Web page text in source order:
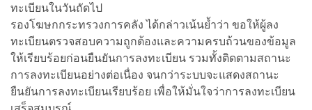
ทะเบียนในวันถัดไป
รองโฆษกกระทรวงการคลัง ได้กล่าวเน้นย้ำว่า ขอให้ผู้ลง
ทะเบียนตรวจสอบความถูกต้องและความครบถ้วนของข้อมูล
ให้เรียบร้อยก่อนยืนยันการลงทะเบียน รวมทั้งติดตามสถานะ
การลงทะเบียนอย่างต่อเนื่อง จนกว่าระบบจะแสดงสถานะ
ยืนยันการลงทะเบียนเรียบร้อย เพื่อให้มั่นใจว่าการลงทะเบียน